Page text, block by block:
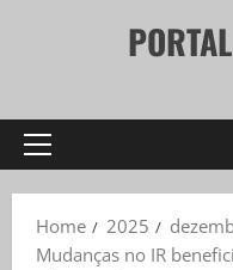
Primary
Home
2025
Mudanças no IR